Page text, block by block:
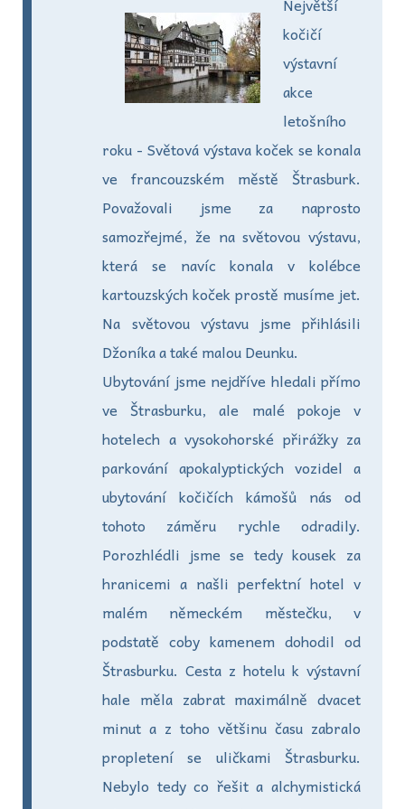
Největší
kočičí
výstavní
akce
letošního
roku - Světová výstava koček se konala
ve francouzském městě Štrasburk.
Považovali jsme za naprosto
samozřejmé, že na světovou výstavu,
která se navíc konala v kolébce
kartouzských koček prostě musíme jet.
Na světovou výstavu jsme přihlásili
Džoníka a také malou Deunku.
Ubytování jsme nejdříve hledali přímo
ve Štrasburku, ale malé pokoje v
hotelech a vysokohorské přirážky za
parkování apokalyptických vozidel a
ubytování kočičích kámošů nás od
tohoto záměru rychle odradily.
Porozhlédli jsme se tedy kousek za
hranicemi a našli perfektní hotel v
malém německém městečku, v
podstatě coby kamenem dohodil od
Štrasburku. Cesta z hotelu k výstavní
hale měla zabrat maximálně dvacet
minut a z toho většinu času zabralo
propletení se uličkami Štrasburku.
Nebylo tedy co řešit a alchymistická